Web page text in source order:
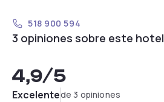
518 900 594
3 opiniones sobre este hotel
4,9/5
Excelentede 3 opiniones